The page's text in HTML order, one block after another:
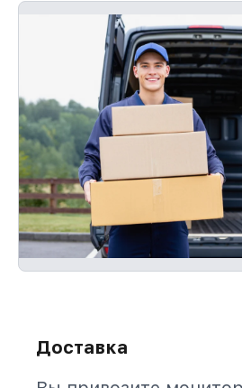
Доставка